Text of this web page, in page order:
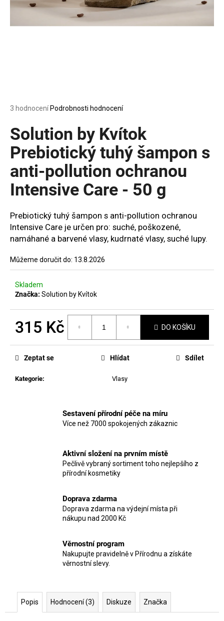
Průměrné
produktu
je
5,0
z
hvězdiček.
3 hodnocení Podrobnosti hodnocení
Solution by Kvítok
Prebiotický tuhý šampon s
anti-pollution ochranou
Intensive Care - 50 g
Prebiotický tuhý šampon s anti-pollution ochranou
Intensive Care je určen pro: suché, poškozené,
namáhané a barvené vlasy, kudrnaté vlasy, suché lupy.
Můžeme doručit do: 13.8.2026
Skladem
Značka: Solution by Kvítok
315 Kč DO KOŠÍKU
Kategorie: Vlasy
Zeptat se Hlídat Sdílet
Sestavení přírodní péče na míru
Více než 7000 spokojených zákaznic
Aktivní složení na prvním místě
Pečlivě vybraný sortiment toho nejlepšího z
přírodní kosmetiky
Doprava zdarma
Doprava zdarma na výdejní místa při
nákupu nad 2000 Kč
Věrnostní program
Nakupujte pravidelně v Přírodnu a získáte
věrnostní slevy.
Popis Hodnocení (3) Diskuze Značka
j
D
o
p
o
u
č
u
e
m
e
MANUCURIST
ACTIVE
PLUMP
GLAZED
459